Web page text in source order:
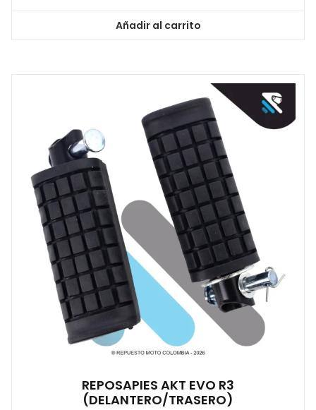
Añadir al carrito
REPOSAPIES AKT EVO R3
(DELANTERO/TRASERO)